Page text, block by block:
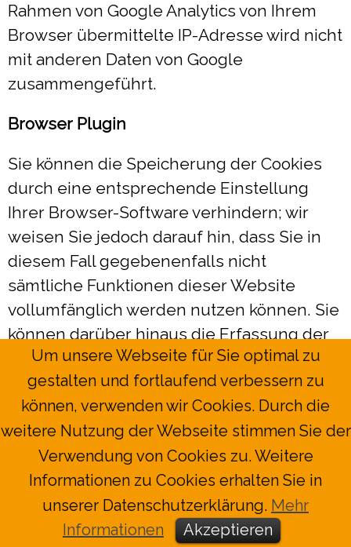
Rahmen von Google Analytics von Ihrem
Browser übermittelte IP-Adresse wird nicht
mit anderen Daten von Google
zusammengeführt.
Browser Plugin
Sie können die Speicherung der Cookies
durch eine entsprechende Einstellung
Ihrer Browser-Software verhindern; wir
weisen Sie jedoch darauf hin, dass Sie in
diesem Fall gegebenenfalls nicht
sämtliche Funktionen dieser Website
vollumfänglich werden nutzen können. Sie
können darüber hinaus die Erfassung der
durch den Cookie erzeugten und auf Ihre
Nutzung der Website bezogenen Daten
(inkl. Ihrer IP-Adresse) an Google sowie die
Verarbeitung dieser Daten durch Google
verhindern, indem Sie das unter dem
folgenden Link verfügbare Browser-Plugin
herunterladen und installieren:
https://tools.google.com/dlpage/gaoptout?
Um unsere Webseite für Sie optimal zu
gestalten und fortlaufend verbessern zu
können, verwenden wir Cookies. Durch die
weitere Nutzung der Webseite stimmen Sie der
Verwendung von Cookies zu. Weitere
Informationen zu Cookies erhalten Sie in
unserer Datenschutzerklärung. Mehr
Informationen
Akzeptieren